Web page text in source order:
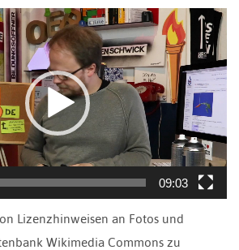
09:03
Lizenzhinweisen an Fotos und
Wikimedia Commons zu